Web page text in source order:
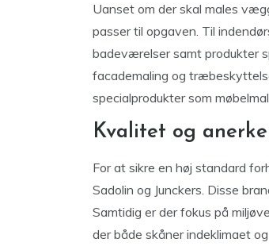
Uanset om der skal males
passer til opgaven. Til
badeværelser samt produkter
facademaling og
specialprodukter som
Kvalitet og
For at sikre en høj standard
Sadolin og Junckers. Disse
Samtidig er der fokus på
der både skåner indeklimaet